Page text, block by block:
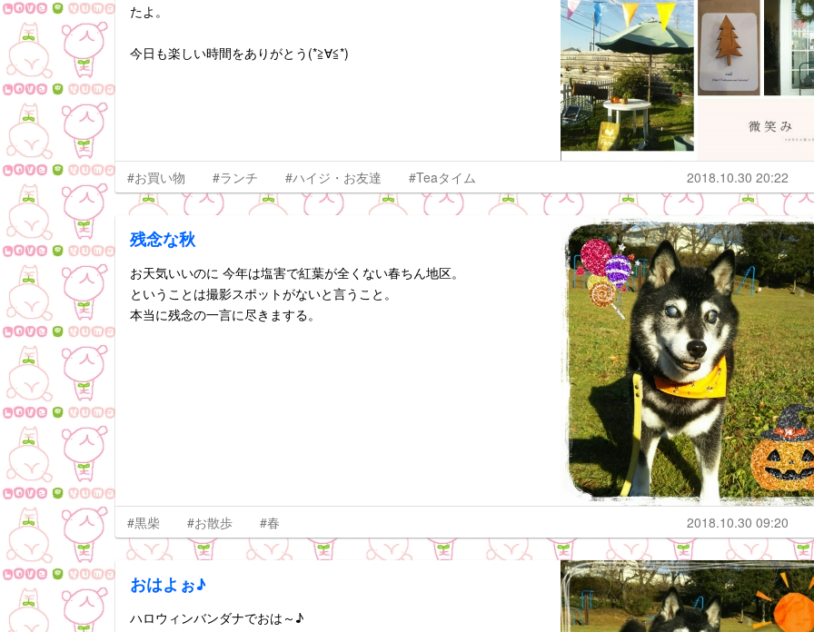
たよ。
今日も楽しい時間をありがとう(*≧∀≦*)
#お買い物 #ランチ #ハイジ・お友達 #Teaタイム 2018.10.30 20:22
残念な秋
お天気いいのに 今年は塩害で紅葉が全くない春ちん地区。
ということは撮影スポットがないと言うこと。
本当に残念の一言に尽きまする。
#黒柴 #お散歩 #春 2018.10.30 09:20
おはよぉ♪
ハロウィンバンダナでおは～♪